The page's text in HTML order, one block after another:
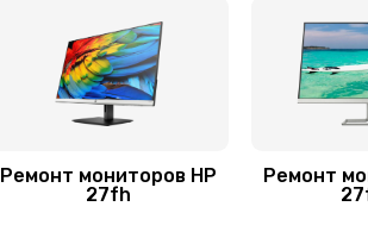
Ремонт мониторов HP
27fh
Ремонт